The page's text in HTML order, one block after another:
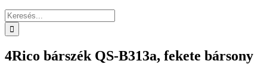
Keresés...
4Rico bárszék QS-B313a, fekete bársony